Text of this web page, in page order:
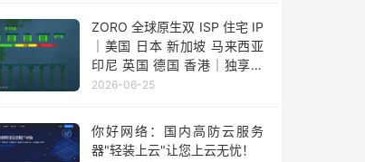
ZORO 全球原生双 ISP 住宅 IP
｜美国 日本 新加坡 马来西亚
印尼 英国 德国 香港｜独享静
态 IPv4
2026-06-25
你好网络：国内高防云服务
器"轻装上云"让您上云无忧！